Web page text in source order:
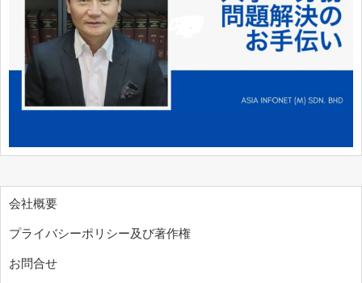
会社概要
プライバシーポリシー及び著作権
お問合せ